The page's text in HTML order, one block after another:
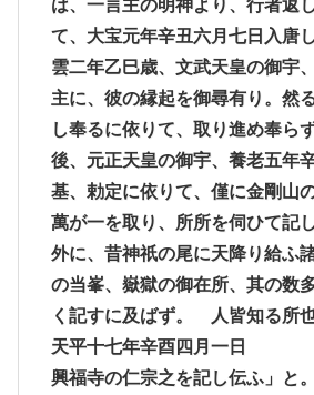
は、一言主の明神より、行者返
て、大宝元年辛丑六月七日入唐
雲二年乙巳歳、文武天皇の御宇
主に、彼の縁起を御尋有り。然
し奉るに依りて、取り進め奉ら
後、元正天皇の御宇、養老五年
基、勅定に依りて、僅に金剛山
萬が一を取り、所所を伺ひて記
外に、昔神祇の尾に天降り給ふ
の当峯、嶽獄の御在所、其の数
く記すに及ばず。 人皆知る所也
天平十七年辛酉四月一日
興福寺の仁宗之を記し伝ふ」と。